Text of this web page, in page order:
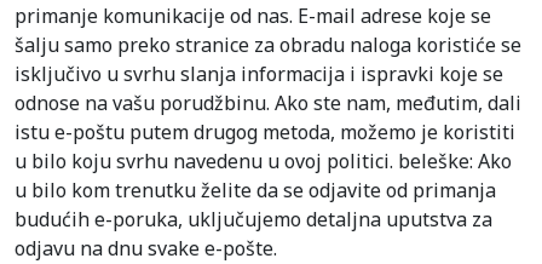
primanje komunikacije od nas. E-mail adrese koje se
šalju samo preko stranice za obradu naloga koristiće se
isključivo u svrhu slanja informacija i ispravki koje se
odnose na vašu porudžbinu. Ako ste nam, međutim, dali
istu e-poštu putem drugog metoda, možemo je koristiti
u bilo koju svrhu navedenu u ovoj politici. beleške: Ako
u bilo kom trenutku želite da se odjavite od primanja
budućih e-poruka, uključujemo detaljna uputstva za
odjavu na dnu svake e-pošte.